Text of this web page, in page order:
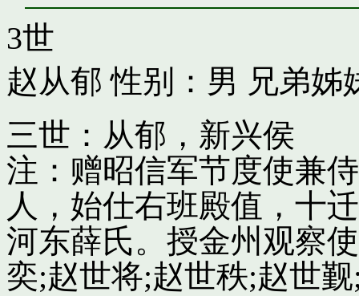
3世
赵从郁 性别：男 兄弟姊
三世：从郁，新兴侯
注：赠昭信军节度使兼
人，始仕右班殿值，十
河东薛氏。授金州观察
奕;赵世将;赵世秩;赵世